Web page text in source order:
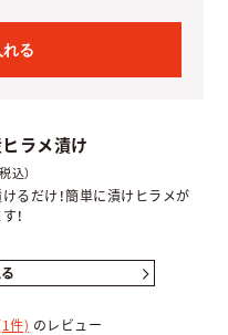
る
ラメ漬け
込）
るだけ！簡単に漬けヒラメが
！
件)